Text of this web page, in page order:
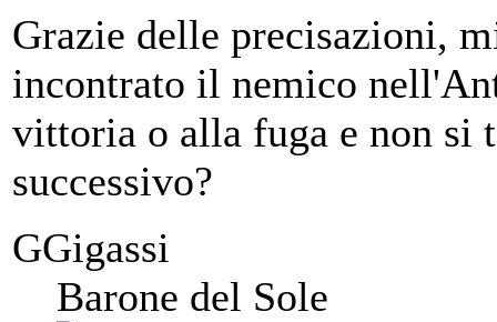
Grazie delle precisazioni,
incontrato il nemico
vittoria o alla fuga e non si
successivo?
GGigassi
Barone del Sole